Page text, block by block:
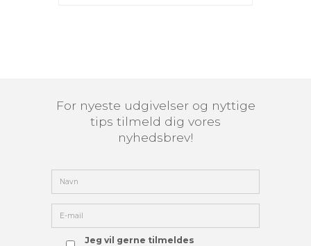
For nyeste udgivelser og nyttige
tips tilmeld dig vores
nyhedsbrev!
Jeg vil gerne tilmeldes